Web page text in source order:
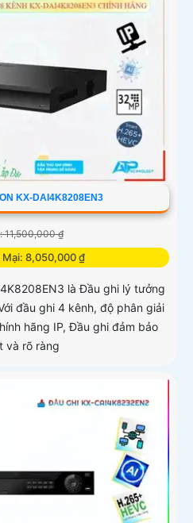
KX-DAI4K8208EN3
11,500,000 ₫
Mại: 8,050,000 ₫
là Đầu ghi lý tưởng
đầu ghi 4 kênh, độ phân giải
hãng IP, Đầu ghi đảm bảo
và rõ ràng